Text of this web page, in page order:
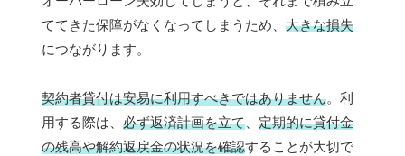
ててきた保障がなくなってしまうため、 大きな損失
につながります。
契約者貸付は安易に利用すべきではありません。利
用する際は、 必ず返済計画を立て
定期的に貸付金
の残高や解約返戻金の状況を確認することが大切で